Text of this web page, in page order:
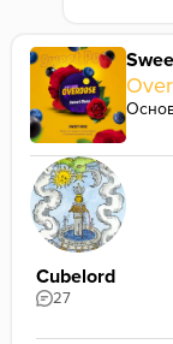
Cubelord
27